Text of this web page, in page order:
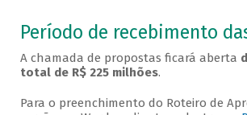
Período de recebimento
A chamada de propostas ficará aberta
total de R$ 225 milhões.
Para o preenchimento do Roteiro de